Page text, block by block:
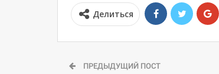
Делиться
ПРЕДЫДУЩИЙ ПОСТ